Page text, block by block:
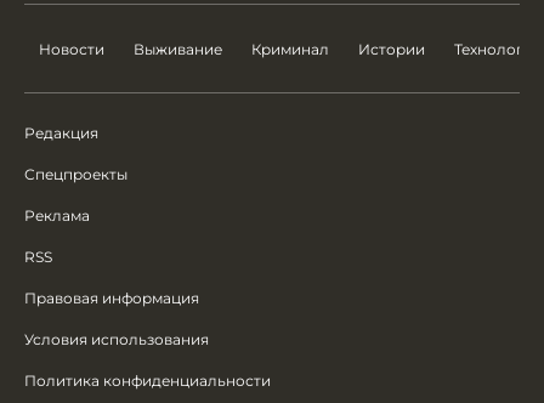
Новости Выживание Криминал Истории Технологии
Редакция
Спецпроекты
Реклама
RSS
Правовая информация
Условия использования
Политика конфиденциальности